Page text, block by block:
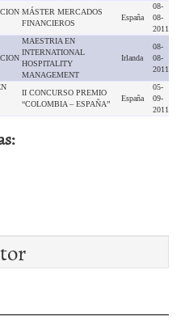
MÁSTER MERCADOS
FINANCIEROS
España
08-
08-
2011
MAESTRIA EN
INTERNATIONAL
HOSPITALITY
MANAGEMENT
Irlanda
08-
08-
2011
II CONCURSO PREMIO
“COLOMBIA – ESPAÑA”
España
05-
09-
2011